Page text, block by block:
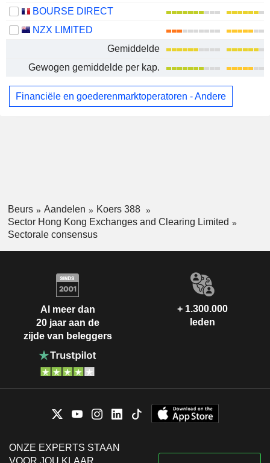
BOURSE DIRECT
NZX LIMITED
Gemiddelde
Gewogen gemiddelde per kap.
Financiële en goederenmarktoperatoren - Andere
Beurs Aandelen
Koers 388
Sector Hong Kong Exchanges and Clearing Limited
Sectorale consensus
Al meer dan
20 jaar aan de
zijde van beleggers
+ 1.300.000
leden
ONZE EXPERTS STAAN
VOOR JOU KLAAR